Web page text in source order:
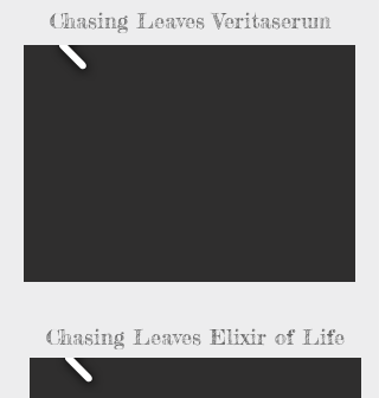
Chasing Leaves Veritaserum
Chasing Leaves Elixir of Life